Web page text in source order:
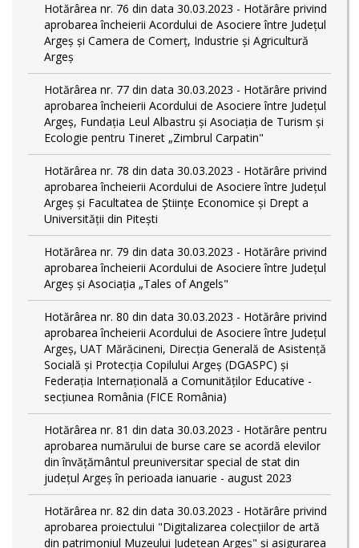
Hotărârea nr. 76 din data 30.03.2023 - Hotărâre privind
aprobarea încheierii Acordului de Asociere între Județul
Argeș și Camera de Comerț, Industrie și Agricultură
Argeș
Hotărârea nr. 77 din data 30.03.2023 - Hotărâre privind
aprobarea încheierii Acordului de Asociere între Județul
Argeș, Fundația Leul Albastru și Asociația de Turism și
Ecologie pentru Tineret „Zimbrul Carpatin"
Hotărârea nr. 78 din data 30.03.2023 - Hotărâre privind
aprobarea încheierii Acordului de Asociere între Județul
Argeș și Facultatea de Științe Economice și Drept a
Universității din Pitești
Hotărârea nr. 79 din data 30.03.2023 - Hotărâre privind
aprobarea încheierii Acordului de Asociere între Județul
Argeș și Asociația „Tales of Angels"
Hotărârea nr. 80 din data 30.03.2023 - Hotărâre privind
aprobarea încheierii Acordului de Asociere între Județul
Argeș, UAT Mărăcineni, Direcția Generală de Asistență
Socială și Protecția Copilului Argeș (DGASPC) și
Federația Internațională a Comunităților Educative -
secțiunea România (FICE România)
Hotărârea nr. 81 din data 30.03.2023 - Hotărâre pentru
aprobarea numărului de burse care se acordă elevilor
din învățământul preuniversitar special de stat din
județul Argeș în perioada ianuarie - august 2023
Hotărârea nr. 82 din data 30.03.2023 - Hotărâre privind
aprobarea proiectului "Digitalizarea colecțiilor de artă
din patrimoniul Muzeului Județean Argeș" și asigurarea